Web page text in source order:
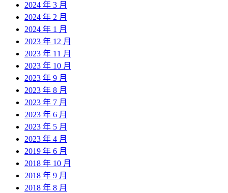
2024 年 3 月
2024 年 2 月
2024 年 1 月
2023 年 12 月
2023 年 11 月
2023 年 10 月
2023 年 9 月
2023 年 8 月
2023 年 7 月
2023 年 6 月
2023 年 5 月
2023 年 4 月
2019 年 6 月
2018 年 10 月
2018 年 9 月
2018 年 8 月